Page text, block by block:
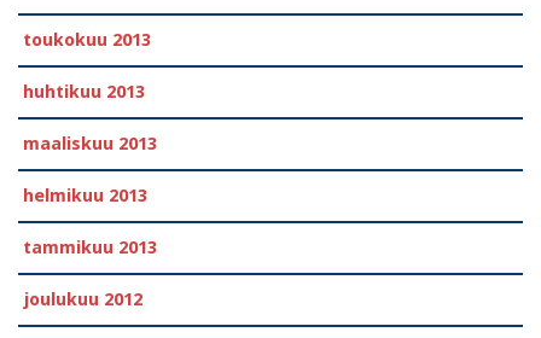
toukokuu 2013
huhtikuu 2013
maaliskuu 2013
helmikuu 2013
tammikuu 2013
joulukuu 2012